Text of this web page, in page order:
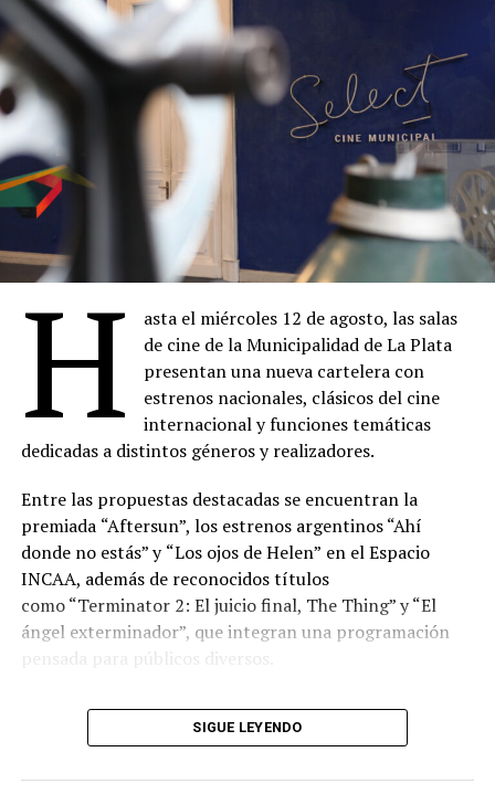
H
asta el miércoles 12 de agosto, las salas
de cine de la Municipalidad de La Plata
presentan una nueva cartelera con
estrenos nacionales, clásicos del cine
internacional y funciones temáticas
dedicadas a distintos géneros y realizadores.
Entre las propuestas destacadas se encuentran la
premiada “Aftersun”, los estrenos argentinos “Ahí
donde no estás” y “Los ojos de Helen” en el Espacio
INCAA, además de reconocidos títulos
como “Terminator 2: El juicio final, The Thing” y “El
ángel exterminador”, que integran una programación
pensada para públicos diversos.
Además, la programación incluye funciones del Espacio
INCAA y de los ciclos “Misa Nocturna”, “Videódromo”,
“Cine y Cuarentena”, “Cineclub”, “Freakshow”,
SIGUE LEYENDO